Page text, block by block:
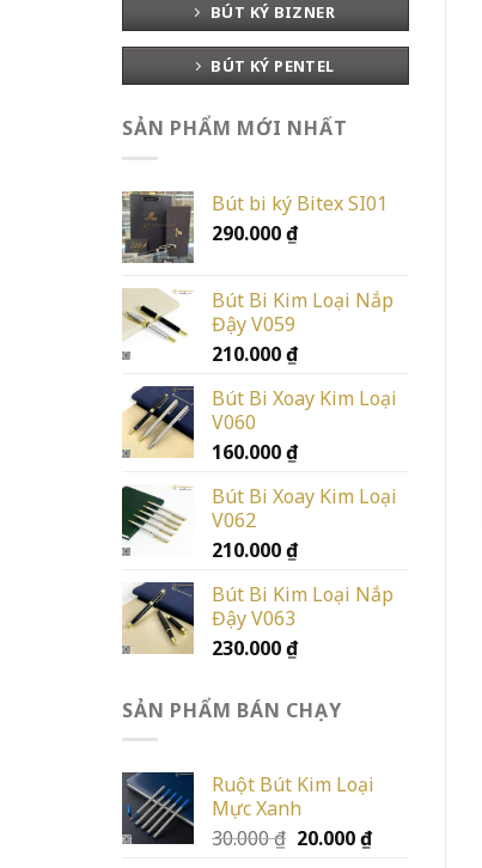
BÚT KÝ BIZNER
BÚT KÝ PENTEL
SẢN PHẨM MỚI NHẤT
Bút bi ký Bitex SI01
290.000₫
Bút Bi Kim Loại Nắp
Đậy V059
210.000₫
Bút Bi Xoay Kim Loại
V060
160.000₫
Bút Bi Xoay Kim Loại
V062
210.000₫
Bút Bi Kim Loại Nắp
Đậy V063
230.000₫
SẢN PHẨM BÁN CHẠY
Ruột Bút Kim Loại
Mực Xanh
30.000₫ Giá
20.000₫Giá